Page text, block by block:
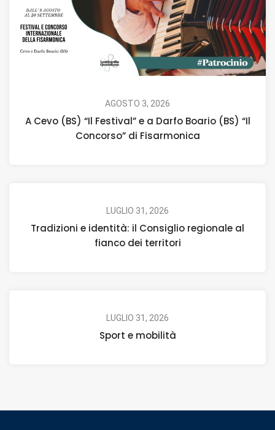
AGOSTO 3, 2026
A Cevo (BS) “Il Festival” e a Darfo Boario (BS) “Il
Concorso” di Fisarmonica
LUGLIO 31, 2026
Tradizioni e identità: il Consiglio regionale al
fianco dei territori
LUGLIO 31, 2026
Sport e mobilità